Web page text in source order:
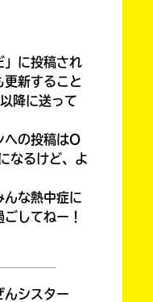
」に投稿され
更新すること
降に送って
への投稿はO
なるけど、よ
んな熱中症に
してねー！
んシスター